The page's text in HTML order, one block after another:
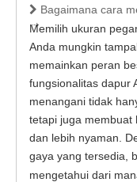
Bagaimana cara memilih
Memilih ukuran
Anda mungkin
memainkan peran
fungsionalitas dapur
menangani tidak
tetapi juga membuat
dan lebih nyaman.
gaya yang tersedia,
mengetahui dari